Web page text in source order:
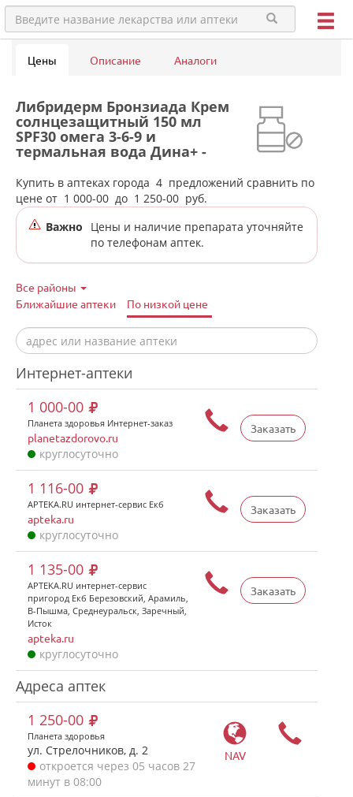
Цены Описание Аналоги
Либридерм Бронзиада Крем
солнцезащитный 150 мл
SPF30 омега 3-6-9 и
термальная вода Дина+ -
Россия в аптеках города
Екатеринбурга
Купить в аптеках города 4 предложений сравнить по
цене от 1 000-00 до 1 250-00 руб.
Важно
Цены и наличие препарата уточняйте
по телефонам аптек.
Все районы
Ближайшие аптеки
По низкой цене
Интернет-аптеки
Заказать
1 000-00
Планета здоровья Интернет-заказ
planetazdorovo.ru
круглосуточно
Заказать
1 116-00
APTEKA.RU интернет-сервис Екб
apteka.ru
круглосуточно
Заказать
1 135-00
APTEKA.RU интернет-сервис
пригород Екб Березовский, Арамиль,
В-Пышма, Среднеуральск, Заречный,
Исток
apteka.ru
круглосуточно
Адреса аптек
NAV
1 250-00
Планета здоровья
ул. Стрелочников, д. 2
откроется через 05 часов 27
минут в 08:00